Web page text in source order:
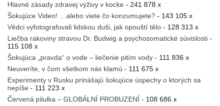
Hlavné zásady zdravej výživy v kocke - 241 878 x
Šokujúce Video! …alebo viete čo konzumujete? - 143 105 x
Vědci vyfotografovali lidskou duši, jak opouští tělo - 128 313 x
Liečba rakoviny stravou Dr. Budwig a psychosomatické súvislosti -
115 108 x
Šokujúca „pravda“ o vode – liečenie pitím vody - 111 836 x
Neuveríte, v čom všetkom nás klamú - 111 675 x
Experimenty v Rusku prinášajú šokujúce úspechy o ktorých sa
nepíše - 111 223 x
Červená pilulka – GLOBÁLNÍ PROBUZENÍ - 108 686 x